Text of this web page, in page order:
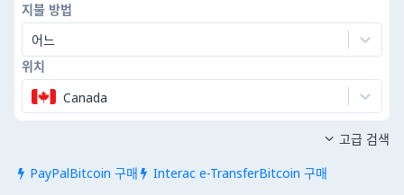
지불 방법
어느
위치
Canada
 PayPalBitcoin 구매  Interac e-TransferBitcoin 구매
 고급 검색